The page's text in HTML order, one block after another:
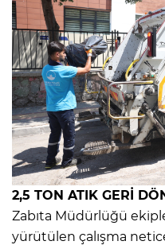
2,5 TON ATIK GERİ
Zabıta Müdürlüğü
yürütülen çalışma